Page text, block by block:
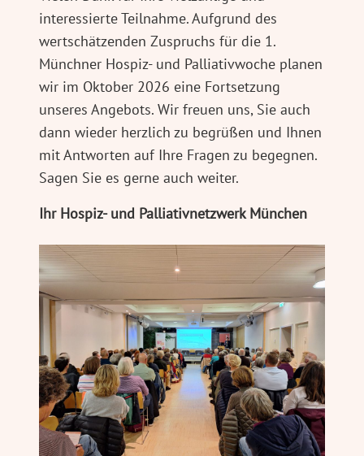
interessierte Teilnahme. Aufgrund des
wertschätzenden Zuspruchs für die 1.
Münchner Hospiz- und Palliativwoche planen
wir im Oktober 2026 eine Fortsetzung
unseres Angebots. Wir freuen uns, Sie auch
dann wieder herzlich zu begrüßen und Ihnen
mit Antworten auf Ihre Fragen zu begegnen.
Sagen Sie es gerne auch weiter.
Ihr Hospiz- und Palliativnetzwerk München